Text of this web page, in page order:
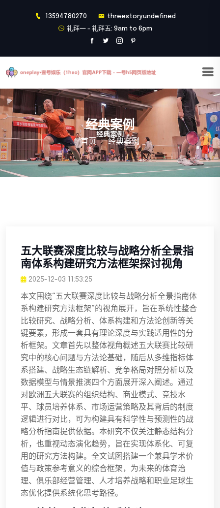
13594780270
threestoryundefined
礼拜一 - 礼拜五: 9am to 6pm
经典案例
首页 经典案例
五大联赛深度比较与战略分析全景指
南体系构建研究方法框架探讨视角
2025-12-03 11:53:25
本文围绕“五大联赛深度比较与战略分析全景指南体
系构建研究方法框架”的视角展开，旨在系统性整合
比较研究、战略分析、体系构建和方法论创新等关
键要素，形成一套具有理论深度与实践适用性的分
析框架。文章首先以整体视角概述五大联赛比较研
究中的核心问题与方法论基础，随后从多维指标体
系搭建、战略生态链解析、竞争格局对照分析以及
数据模型与情景推演四个方面展开深入阐述。通过
对欧洲五大联赛的组织结构、商业模式、竞技水
平、球员培养体系、市场运营策略及其背后的制度
逻辑进行对比，可为构建具有科学性与预测性的战
略分析指南提供依据。本研究不仅关注静态结构分
析，也重视动态演化趋势，旨在实现体系化、可复
用的研究方法构建。全文试图搭建一个兼具学术价
值与政策参考意义的综合框架，为未来的体育治
理、俱乐部经营管理、人才培养战略和职业足球生
态优化提供系统化思考路径。